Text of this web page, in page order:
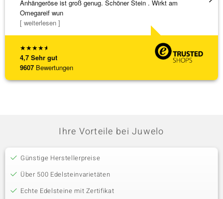
★★★★★
4,7 Sehr gut
9607 Bewertungen
Anhängeröse ist groß genug. Schöner Stein . Wirkt am
Omegareif wun
[ weiterlesen ]
Sehr
Ihre Vorteile bei Juwelo
Günstige Herstellerpreise
Über 500 Edelsteinvarietäten
Echte Edelsteine mit Zertifikat